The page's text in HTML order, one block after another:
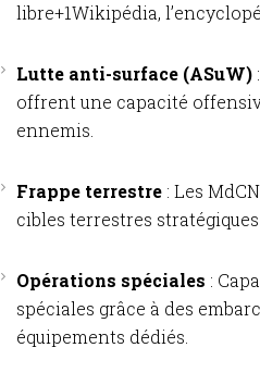
libre+1Wikipédia,
Lutte anti-surface (ASuW) :
offrent une capacité
ennemis.
Frappe terrestre : Les
cibles terrestres
Opérations spéciales :
spéciales grâce à des
équipements dédiés.